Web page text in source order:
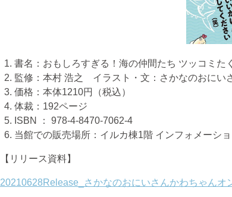
書名：おもしろすぎる！海の仲間たち ツッコミた
監修：本村 浩之 イラスト・文：さかなのおにい
価格：本体1210円（税込）
体裁： 192ページ
ISBN ： 978-4-8470-7062-4
当館での販売場所：イルカ棟1階 インフォメーシ
【リリース資料】
20210628Release_さかなのおにいさんかわちゃんオ